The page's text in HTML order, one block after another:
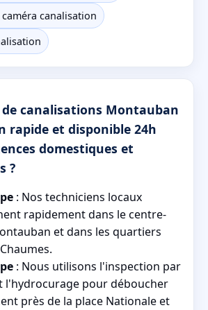
canalisation
de canalisations Montauban
rapide et disponible 24h
domestiques et
?
: Nos techniciens locaux
rapidement dans le centre-
et dans les quartiers
: Nous utilisons l'inspection par
l'hydrocurage pour déboucher
près de la place Nationale et